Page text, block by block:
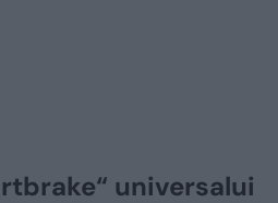
universalui